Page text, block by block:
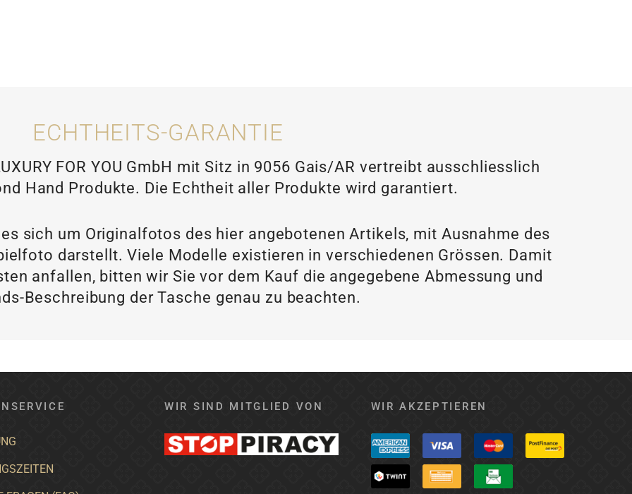
ECHTHEITS-GARANTIE
FOR YOU GmbH mit Sitz in 9056 Gais/AR vertreibt ausschliesslich
Hand Produkte. Die Echtheit aller Produkte wird garantiert.
sich um Originalfotos des hier angebotenen Artikels, mit Ausnahme des
darstellt. Viele Modelle existieren in verschiedenen Grössen. Damit
anfallen, bitten wir Sie vor dem Kauf die angegebene Abmessung und
Beschreibung der Tasche genau zu beachten.
WIR SIND MITGLIED VON WIR AKZEPTIEREN